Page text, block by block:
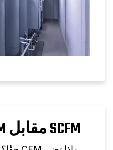
SCFM مقابل CFM: ما الفرق